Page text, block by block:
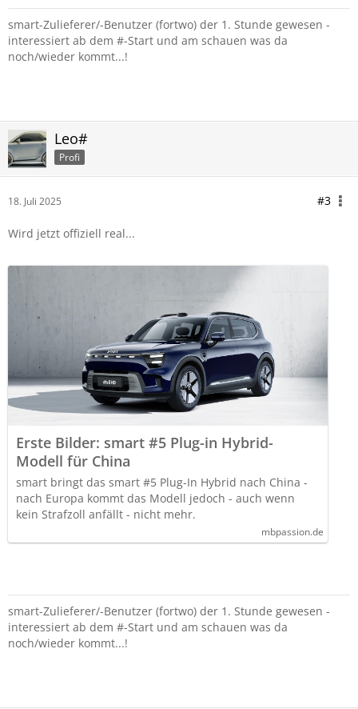
smart-Zulieferer/-Benutzer (fortwo) der 1. Stunde gewesen -
interessiert ab dem #-Start und am schauen was da
noch/wieder kommt...!
Leo#
Profi
18. Juli 2025 #3
Wird jetzt offiziell real...
Erste Bilder: smart #5 Plug-in Hybrid-
Modell für China
smart bringt das smart #5 Plug-In Hybrid nach China -
nach Europa kommt das Modell jedoch - auch wenn
kein Strafzoll anfällt - nicht mehr.
mbpassion.de
smart-Zulieferer/-Benutzer (fortwo) der 1. Stunde gewesen -
interessiert ab dem #-Start und am schauen was da
noch/wieder kommt...!